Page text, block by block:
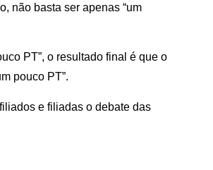
não basta ser apenas “um
PT”, o resultado final é que o
pouco PT”.
e filiadas o debate das